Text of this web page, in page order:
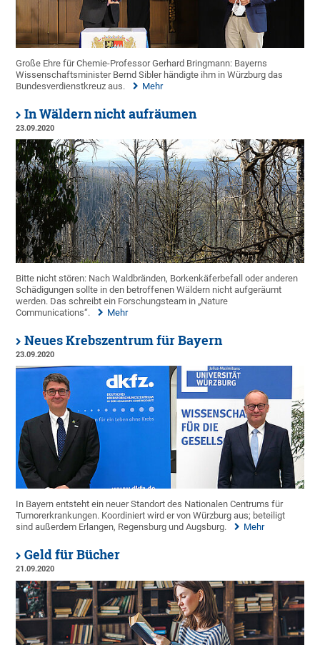
Große Ehre für Chemie-Professor Gerhard Bringmann: Bayerns
Wissenschaftsminister Bernd Sibler händigte ihm in Würzburg das
Bundesverdienstkreuz aus.
Mehr
In Wäldern nicht aufräumen
23.09.2020
Bitte nicht stören: Nach Waldbränden, Borkenkäferbefall oder anderen
Schädigungen sollte in den betroffenen Wäldern nicht aufgeräumt
werden. Das schreibt ein Forschungsteam in „Nature
Communications“.
Mehr
Neues Krebszentrum für Bayern
23.09.2020
In Bayern entsteht ein neuer Standort des Nationalen Centrums für
Tumorerkrankungen. Koordiniert wird er von Würzburg aus; beteiligt
sind außerdem Erlangen, Regensburg und Augsburg.
Mehr
Geld für Bücher
21.09.2020